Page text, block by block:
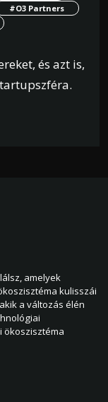
#O3 Partners
és azt is,
amelyek
kulisszái
a változás élén
ökoszisztéma